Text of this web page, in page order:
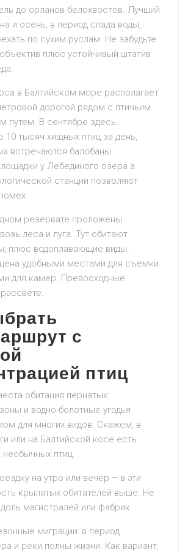
до орланов-белохвостов. Лучший
и осень, в период спада воды,
по сухим руслам. Не забудьте
плюс устойчивый штатив
в Балтийском море располагает
дорогой рядом с птичьим
путем. В сентябре здесь
10 тысяч хищных птиц за день,
встречаются балобаны.
у Лебединого озера а
станции позволяют
резервате проложены
леса и луга. Тут обитают
плюс водоплавающие виды.
удобными местами для съемки
для камер. Превосходные
с
птиц
обитания пернатых:
и водно-болотные угодья
для многих видов. Скажем, в
или на Балтийской косе есть
необычных птиц.
на утро или вечер – в эти
крылатых обитателей выше. Не
магистралей или фабрик.
миграции: в период
и реки полны жизни. Как вариант,